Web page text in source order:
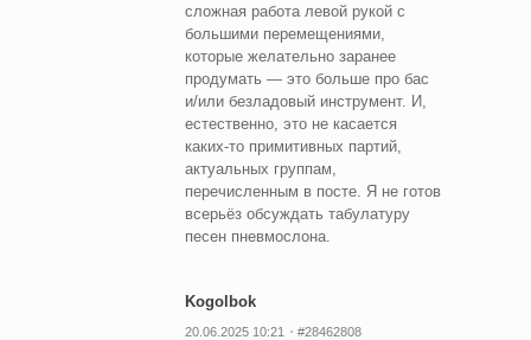
сложная работа левой рукой с
большими перемещениями,
которые желательно заранее
продумать — это больше про бас
и/или безладовый инструмент. И,
естественно, это не касается
каких-то примитивных партий,
актуальных группам,
перечисленным в посте. Я не готов
всерьёз обсуждать табулатуру
песен пневмослона.
Kogolbok
20.06.2025 10:21 #28462808